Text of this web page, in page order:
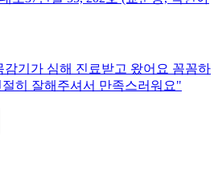
감기가 심해 진료받고 왔어요 꼼꼼하
히 잘해주셔서 만족스러워요"